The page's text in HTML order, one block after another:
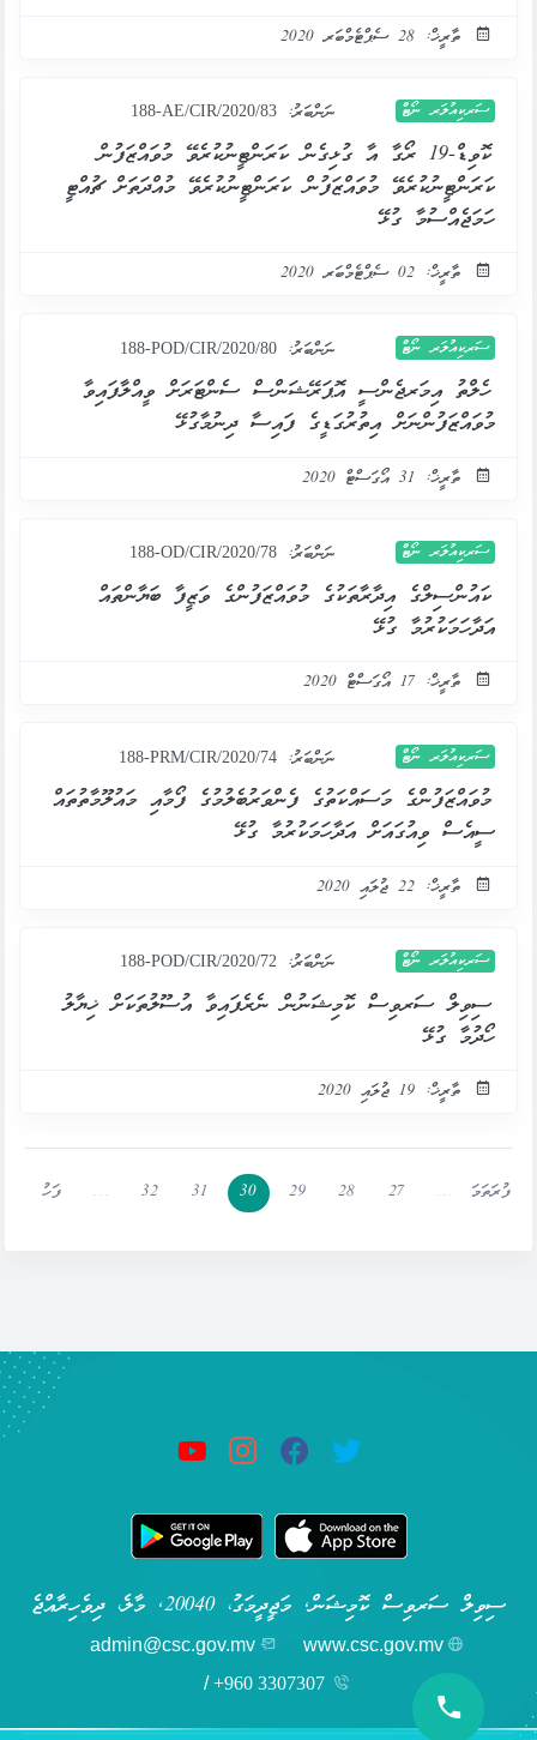
ތާރީޚް: 28 ސެޕްޓެމްބަރ 2020
ސަރކިއުލަރ ނޯޓް ނަންބަރު: 188-AE/CIR/2020/83
ކޮވިޑް-19 ރޯގާ އާ ގުޅިގެން ކަރަންޓީނުކުރެވޭ މުވައްޒަފުން
ކަރަންޓީނުކުރެވޭ މުވައްޒަފުން ކަރަންޓީނުކުރެވޭ މުއްދަތަށް ޗުއްޓީ
ހަމަޖެއްސުމާ ގުޅޭ
ތާރީޚް: 02 ސެޕްޓެމްބަރ 2020
ސަރކިއުލަރ ނޯޓް ނަންބަރު: 188-POD/CIR/2020/80
ހެލްތު އިމަރޖެންސީ އޮޕަރޭޝަންސް ސެންޓަރަށް ވީއްލާފައިވާ
މުވައްޒަފުންނަށް އިތުރުގަޑީގެ ފައިސާ ދިނުމާގުޅޭ
ތާރީޚް: 31 އޯގަސްޓް 2020
ސަރކިއުލަރ ނޯޓް ނަންބަރު: 188-OD/CIR/2020/78
ކައުންސިލްގެ އިދާރާތަކުގެ މުވައްޒަފުންގެ ވަޒީފާ ބަޔާންތައް
އަދާހަމަކުރުމާ ގުޅޭ
ތާރީޚް: 17 އޯގަސްޓް 2020
ސަރކިއުލަރ ނޯޓް ނަންބަރު: 188-PRM/CIR/2020/74
މުވައްޒަފުންގެ މަސައްކަތުގެ ފެންވަރުބެލުމުގެ ފޯމާއި މައުލޫމާތުތައް
ސީއެސް ވިއުގައަށް އަދާހަމަކުރުމާ ގުޅޭ
ތާރީޚް: 22 ޖުލައި 2020
ސަރކިއުލަރ ނޯޓް ނަންބަރު: 188-POD/CIR/2020/72
ސިވިލް ސަރވިސް ކޮމިޝަނުން ނެރެފައިވާ އުސޫލުތަކަށް ޚިޔާލު
ހޯދުމާ ގުޅޭ
ތާރީޚް: 19 ޖުލައި 2020
ފުރަތަމަ …
27
28
29
30
31
32
… ފަހު
ސިވިލް ސަރވިސް ކޮމިޝަން, މަޖީދީމަގު، 20040, މާލެ، ދިވެހިރާއްޖެ
www.csc.gov.mv
admin@csc.gov.mv
+960 3307307
/